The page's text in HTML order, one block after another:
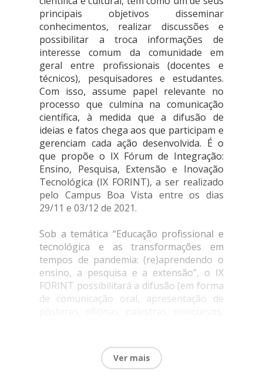
principais objetivos disseminar
conhecimentos, realizar discussões e
possibilitar a troca informações de
interesse comum da comunidade em
geral entre profissionais (docentes e
técnicos), pesquisadores e estudantes.
Com isso, assume papel relevante no
processo que culmina na comunicação
científica, à medida que a difusão de
ideias e fatos chega aos que participam e
gerenciam cada ação desenvolvida. É o
que propõe o IX Fórum de Integração:
Ensino, Pesquisa, Extensão e Inovação
Tecnológica (IX FORINT), a ser realizado
pelo Campus Boa Vista entre os dias
29/11 e 03/12 de 2021.
Sob a temática “Educação profissional e
tecnológica e as transformações em
tempos de pandemia: (re)aprendendo o
ensino, a pesquisa e a extensão”, o IX
FORINT possibilitará a difusão (em forma
de comunicação oral, apresentação de
no âmbito do ensino, da pesquisa, da
extensão e da inovação tecnológica.
Ver mais